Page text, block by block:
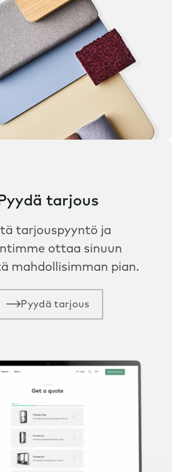
tarjous
tarjouspyyntö ja
ottaa sinuun
mahdollisimman pian.
Pyydä tarjous